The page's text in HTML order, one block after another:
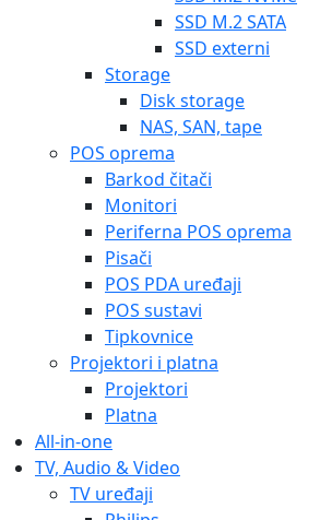
SSD M.2 SATA
SSD externi
Storage
Disk storage
NAS, SAN, tape
POS oprema
Barkod čitači
Monitori
Periferna POS oprema
Pisači
POS PDA uređaji
POS sustavi
Tipkovnice
Projektori i platna
Projektori
Platna
All-in-one
TV, Audio & Video
TV uređaji